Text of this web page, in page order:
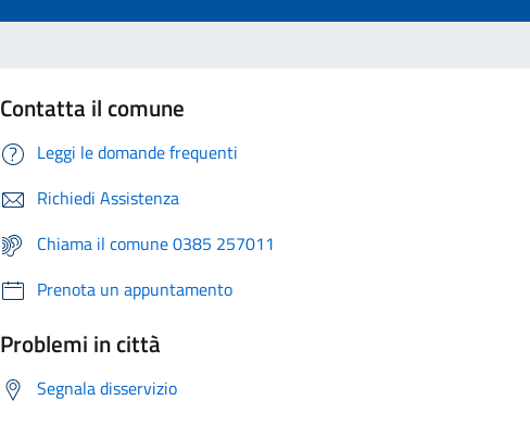
Contatta il comune
Leggi le domande frequenti
Richiedi Assistenza
Chiama il comune 0385 257011
Prenota un appuntamento
Problemi in città
Segnala disservizio